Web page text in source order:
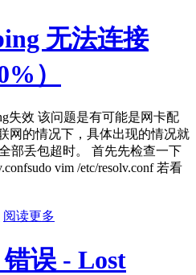
无法连接
）
失效 该问题是有可能是网卡配
网的情况下，具体出现的情况就
部丢包超时。 首先先检查一下
vim /etc/resolv.conf 若看
阅读更多
误 - Lost